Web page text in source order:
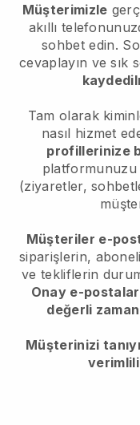
Müşterimizle
akıllı
sohbet edin.
cevaplayın ve sık
Tam olarak
nasıl hizmet
profillerinize
platformunuzu
(ziyaretler,
Müşteriler e-
siparişlerin,
ve tekliflerin
Onay e-
değerli
Müşterinizi